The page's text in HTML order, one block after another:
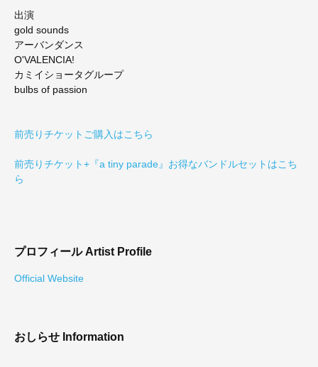
出演
gold sounds
アーバンダンス
O'VALENCIA!
カミイショータグループ
bulbs of passion
前売りチケットご購入はこちら
前売りチケット+『a tiny parade』お得なバンドルセットはこち
ら
プロフィール Artist Profile
Official Website
おしらせ Information